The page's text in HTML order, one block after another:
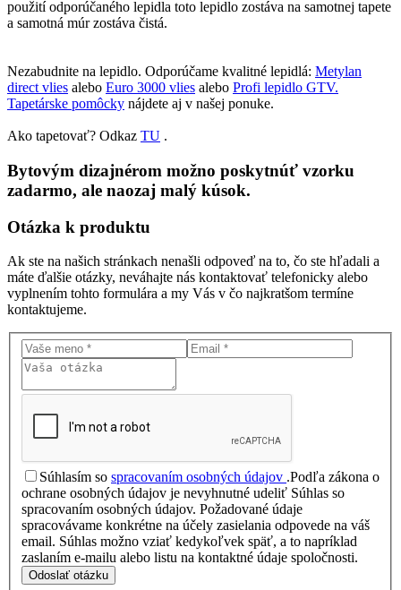
použití odporúčaného lepidla toto lepidlo zostáva na samotnej tapete
a samotná múr zostáva čistá.
Nezabudnite na lepidlo. Odporúčame kvalitné lepidlá: Metylan
direct vlies alebo Euro 3000 vlies alebo Profi lepidlo GTV.
Tapetárske pomôcky nájdete aj v našej ponuke.
Ako tapetovať? Odkaz TU .
Bytovým dizajnérom možno poskytnúť vzorku
zadarmo, ale naozaj malý kúsok.
Otázka k produktu
Ak ste na našich stránkach nenašli odpoveď na to, čo ste hľadali a
máte ďalšie otázky, neváhajte nás kontaktovať telefonicky alebo
vyplnením tohto formulára a my Vás v čo najkratšom termíne
kontaktujeme.
Súhlasím so spracovaním osobných údajov .Podľa zákona o
ochrane osobných údajov je nevyhnutné udeliť Súhlas so
spracovaním osobných údajov. Požadované údaje
spracovávame konkrétne na účely zasielania odpovede na váš
email. Súhlas možno vziať kedykoľvek späť, a to napríklad
zaslaním e-mailu alebo listu na kontaktné údaje spoločnosti.
Odoslať otázku